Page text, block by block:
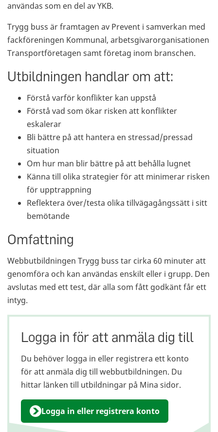
användas som en del av YKB.
Trygg buss är framtagen av Prevent i samverkan med
fackföreningen Kommunal, arbetsgivarorganisationen
Transportföretagen samt företag inom branschen.
Utbildningen handlar om att:
Förstå varför konflikter kan uppstå
Förstå vad som ökar risken att konflikter
eskalerar
Bli bättre på att hantera en stressad/pressad
situation
Om hur man blir bättre på att behålla lugnet
Känna till olika strategier för att minimerar risken
för upptrappning
Reflektera över/testa olika tillvägagångssätt i sitt
bemötande
Omfattning
Webbutbildningen Trygg buss tar cirka 60 minuter att
genomföra och kan användas enskilt eller i grupp. Den
avslutas med ett test, där alla som fått godkänt får ett
intyg.
Logga in för att anmäla dig till
Du behöver logga in eller registrera ett konto
för att anmäla dig till webbutbildningen. Du
hittar länken till utbildningar på Mina sidor.
Logga in eller registrera konto